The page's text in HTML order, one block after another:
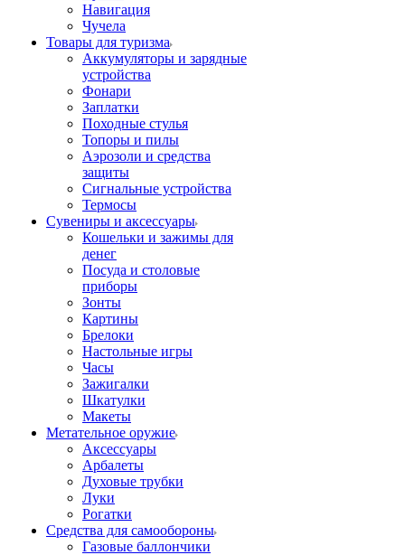
Навигация
Чучела
Товары для туризма
Аккумуляторы и зарядные
устройства
Фонари
Заплатки
Походные стулья
Топоры и пилы
Аэрозоли и средства
защиты
Сигнальные устройства
Термосы
Сувениры и аксессуары
Кошельки и зажимы для
денег
Посуда и столовые
приборы
Зонты
Картины
Брелоки
Настольные игры
Часы
Зажигалки
Шкатулки
Макеты
Метательное оружие
Аксессуары
Арбалеты
Духовые трубки
Луки
Рогатки
Средства для самообороны
Газовые баллончики